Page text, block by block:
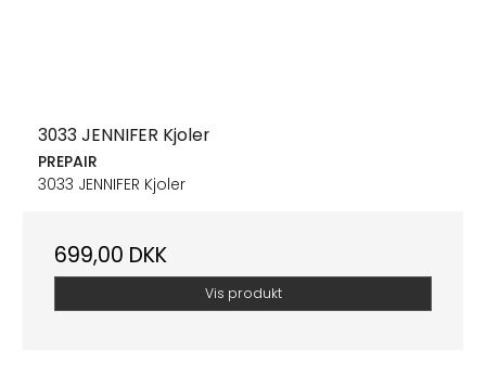
3033 JENNIFER Kjoler
PREPAIR
3033 JENNIFER Kjoler
699,00 DKK
Vis produkt